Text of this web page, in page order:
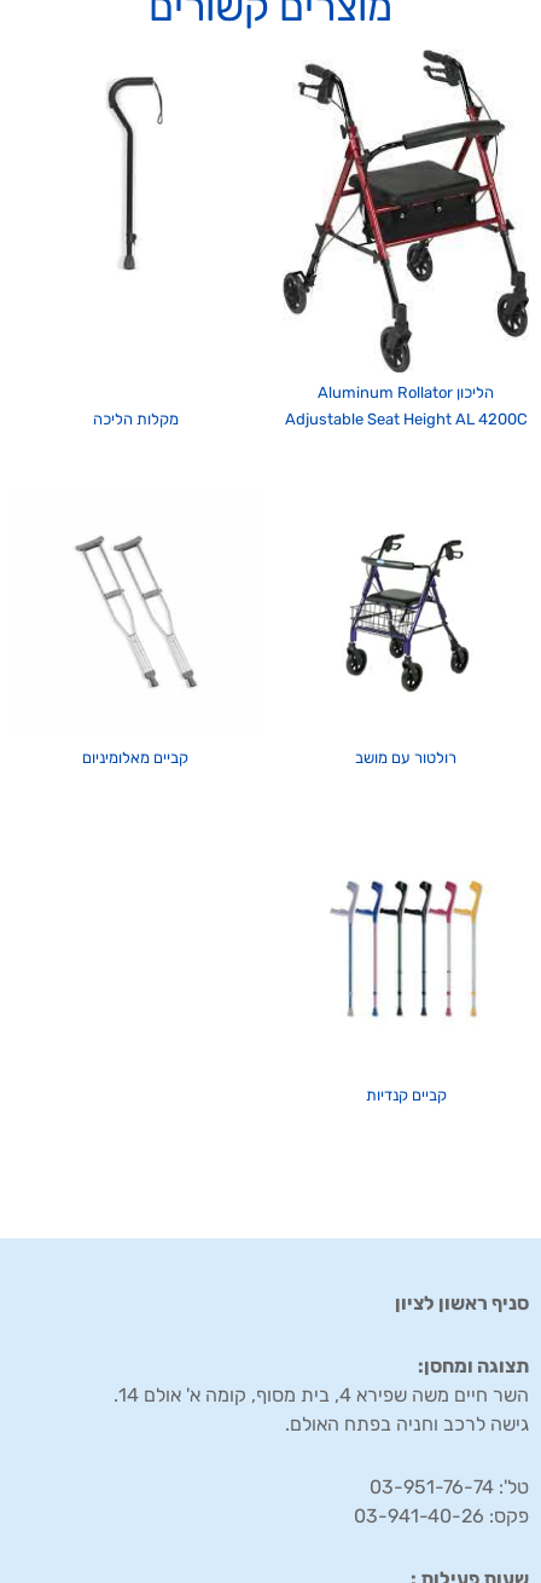
הליכון Aluminum Rollator
Adjustable Seat Height AL 4200C
מקלות הליכה
רולטור עם מושב קביים מאלומיניום
קביים קנדיות
סניף ראשון לציון
תצוגה ומחסן:
השר חיים משה שפירא 4, בית מסוף, קומה א' אולם 14.
גישה לרכב וחניה בפתח האולם.
טל': 03-951-76-74
פקס: 03-941-40-26